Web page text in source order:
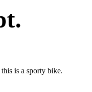
is a sporty bike.